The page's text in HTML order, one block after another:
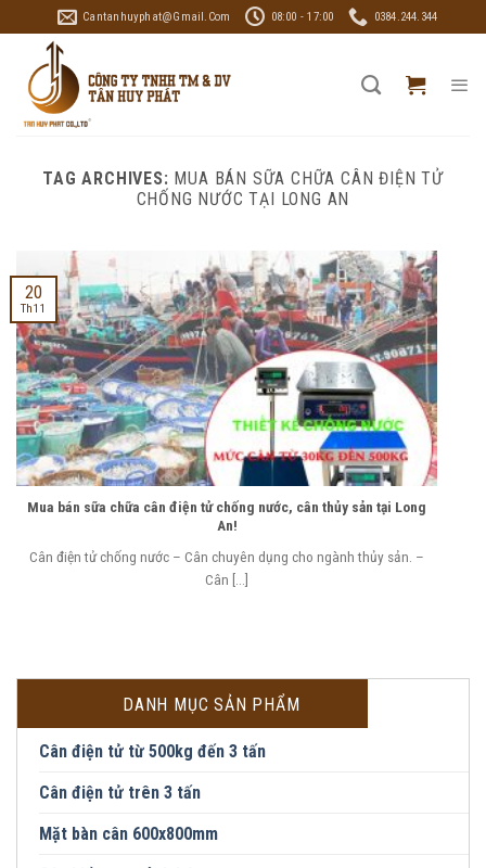
to
content
Cantanhuyphat@gmail.com 08:00 - 17:00 0384.244.344
TAG ARCHIVES: MUA BÁN SỮA CHỮA CÂN ĐIỆN TỬ
CHỐNG NƯỚC TẠI LONG AN
Mua bán sữa chữa cân điện tử chống nước, cân thủy sản tại Long
An!
Cân điện tử chống nước – Cân chuyên dụng cho ngành thủy sản. –
Cân [...]
20
Th11
DANH MỤC SẢN PHẨM
Cân điện tử từ 500kg đến 3 tấn
Cân điện tử trên 3 tấn
Mặt bàn cân 600x800mm